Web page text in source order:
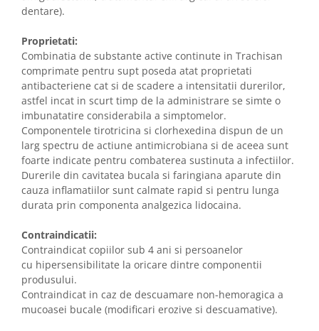
dentare).
Proprietati:
Combinatia de substante active continute in Trachisan
comprimate pentru supt poseda atat proprietati
antibacteriene cat si de scadere a intensitatii durerilor,
astfel incat in scurt timp de la administrare se simte o
imbunatatire considerabila a simptomelor.
Componentele tirotricina si clorhexedina dispun de un
larg spectru de actiune antimicrobiana si de aceea sunt
foarte indicate pentru combaterea sustinuta a infectiilor.
Durerile din cavitatea bucala si faringiana aparute din
cauza inflamatiilor sunt calmate rapid si pentru lunga
durata prin componenta analgezica lidocaina.
Contraindicatii:
Contraindicat copiilor sub 4 ani si persoanelor
cu hipersensibilitate la oricare dintre componentii
produsului.
Contraindicat in caz de descuamare non-hemoragica a
mucoasei bucale (modificari erozive si descuamative).